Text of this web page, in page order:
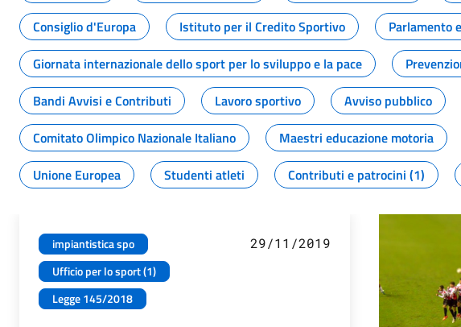
Consiglio d'Europa
Istituto per il Credito Sportivo Parlamento
Giornata internazionale dello sport per lo sviluppo e la pace
Bandi Avvisi e Contributi
Lavoro sportivo Avviso pubblico
Comitato Olimpico Nazionale Italiano
Maestri educazione motoria
Unione Europea
Studenti atleti Contributi e patrocini (1)
impiantistica spo
Ufficio per lo sport (1)
Legge 145/2018
29/11/2019